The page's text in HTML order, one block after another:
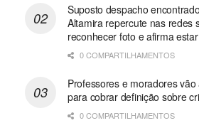
Suposto despacho
Altamira repercute nas redes
reconhecer foto e afirma
0 COMPARTILHAMENTOS
Professores e moradores
para cobrar definição sobre
0 COMPARTILHAMENTOS